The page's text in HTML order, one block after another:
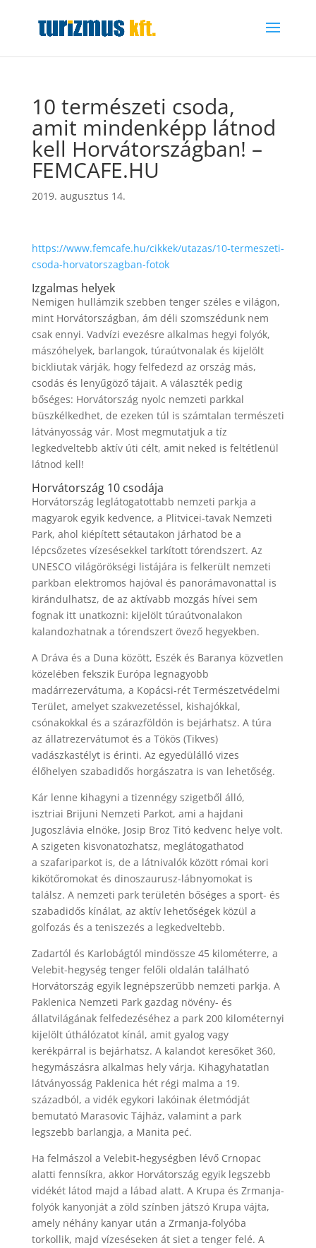
10 természeti csoda,
amit mindenképp látnod
kell Horvátországban! –
FEMCAFE.HU
2019. augusztus 14.
https://www.femcafe.hu/cikkek/utazas/10-termeszeti-
csoda-horvatorszagban-fotok
Izgalmas helyek
Nemigen hullámzik szebben tenger széles e világon,
mint Horvátországban, ám déli szomszédunk nem
csak ennyi. Vadvízi evezésre alkalmas hegyi folyók,
mászóhelyek, barlangok, túraútvonalak és kijelölt
bickliutak várják, hogy felfedezd az ország más,
csodás és lenyűgöző tájait. A választék pedig
bőséges: Horvátország nyolc nemzeti parkkal
büszkélkedhet, de ezeken túl is számtalan természeti
látványosság vár. Most megmutatjuk a tíz
legkedveltebb aktív úti célt, amit neked is feltétlenül
látnod kell!
Horvátország 10 csodája
Horvátország leglátogatottabb nemzeti parkja a
magyarok egyik kedvence, a Plitvicei-tavak Nemzeti
Park, ahol kiépített sétautakon járhatod be a
lépcsőzetes vízesésekkel tarkított tórendszert. Az
UNESCO világörökségi listájára is felkerült nemzeti
parkban elektromos hajóval és panorámavonattal is
kirándulhatsz, de az aktívabb mozgás hívei sem
fognak itt unatkozni: kijelölt túraútvonalakon
kalandozhatnak a tórendszert övező hegyekben.
A Dráva és a Duna között, Eszék és Baranya közvetlen
közelében fekszik Európa legnagyobb
madárrezervátuma, a Kopácsi-rét Természetvédelmi
Terület, amelyet szakvezetéssel, kishajókkal,
csónakokkal és a szárazföldön is bejárhatsz. A túra
az állatrezervátumot és a Tökös (Tikves)
vadászkastélyt is érinti. Az egyedülálló vizes
élőhelyen szabadidős horgászatra is van lehetőség.
Kár lenne kihagyni a tizennégy szigetből álló,
isztriai Brijuni Nemzeti Parkot, ami a hajdani
Jugoszlávia elnöke, Josip Broz Titó kedvenc helye volt.
A szigeten kisvonatozhatsz, meglátogathatod
a szafariparkot is, de a látnivalók között római kori
kikötőromokat és dinoszaurusz-lábnyomokat is
találsz. A nemzeti park területén bőséges a sport- és
szabadidős kínálat, az aktív lehetőségek közül a
golfozás és a teniszezés a legkedveltebb.
Zadartól és Karlobágtól mindössze 45 kilométerre, a
Velebit-hegység tenger felőli oldalán található
Horvátország egyik legnépszerűbb nemzeti parkja. A
Paklenica Nemzeti Park gazdag növény- és
állatvilágának felfedezéséhez a park 200 kilométernyi
kijelölt úthálózatot kínál, amit gyalog vagy
kerékpárral is bejárhatsz. A kalandot keresőket 360,
hegymászásra alkalmas hely várja. Kihagyhatatlan
látványosság Paklenica hét régi malma a 19.
századból, a vidék egykori lakóinak életmódját
bemutató Marasovic Tájház, valamint a park
legszebb barlangja, a Manita peć.
Ha felmászol a Velebit-hegységben lévő Crnopac
alatti fennsíkra, akkor Horvátország egyik legszebb
vidékét látod majd a lábad alatt. A Krupa és Zrmanja-
folyók kanyonját a zöld színben játszó Krupa vájta,
amely néhány kanyar után a Zrmanja-folyóba
torkollik, majd vízeséseken át siet a tenger felé. A